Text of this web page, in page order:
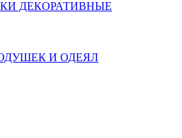
ДЕКОРАТИВНЫЕ
И ОДЕЯЛ